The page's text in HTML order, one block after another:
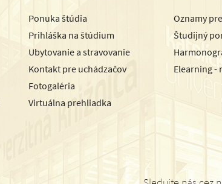
Ponuka štúdia
Prihláška na štúdium
Ubytovanie a stravovanie
Kontakt pre uchádzačov
Fotogaléria
Virtuálna prehliadka
Oznamy
Študijný
Elearning -